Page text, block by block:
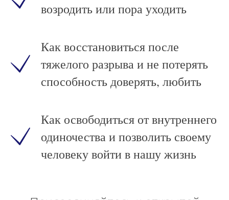
возродить или пора уходить
Как восстановиться после
тяжелого разрыва и не потерять
способность доверять, любить
Как освободиться от внутреннего
одиночества и позволить своему
человеку войти в нашу жизнь